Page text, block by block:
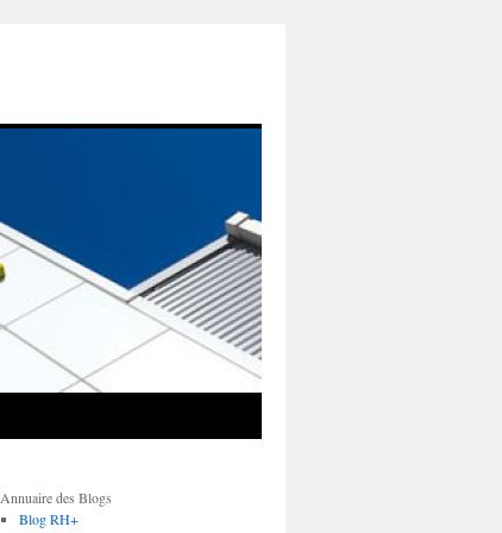
Annuaire des Blogs
Blog RH+